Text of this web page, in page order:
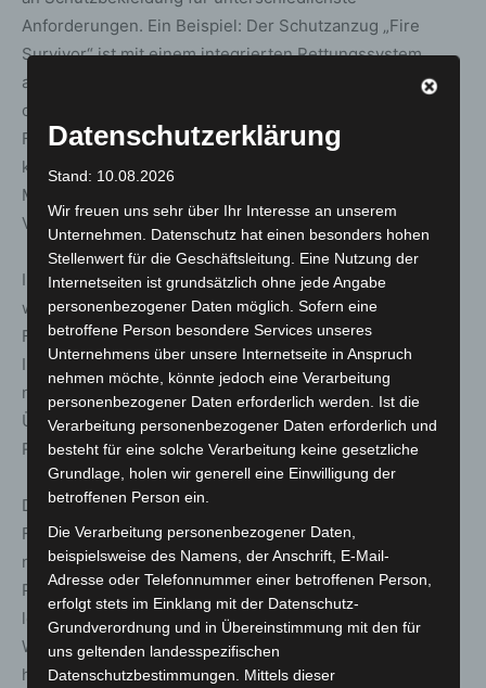
Anforderungen. Ein Beispiel: Der Schutzanzug „Fire
Survivor“ ist mit einem integrierten Rettungssystem
ausgestattet und erfüllt bei einfacher Handhabung einen
optimalen Hitzeschutz. Das Vertrauen von
Feuerwehrleuten rund um den Globus werde durch die
konsequente Verwendung äußerst hochwertiger
Materialien in Kombination mit bestmöglicher
Verarbeitung erreicht, betont Texport.
Interessante Neuigkeiten will auchHAIX als einer der
weltweit führenden Hersteller von Funktionsschuhen für
Feuerwehr, Polizei und Einsatztruppen auf die
INTERSCHUTZ mitbringen. Details dürfen vorab noch
nicht verraten werden. Sie sollen für die Besucher
Überraschungen bieten (Halle 15, H47 und Freigelände
R98).
Dräger (Halle 27/G46) zeigt sein neues Portfolio für die
Feuerwehr mit zahlreichen Highlights. Dazu gehören
nach Angaben des Unternehmens unter anderem der
Pressluftatmer Dräger, mit nur 1,25 Kilo besonders
leichte Feuerwehrhelm Dräger HPS SafeGuard und die
Wärmebildkamera Dräger UCF FireVista. „Ganz aktuell
haben wir Ende März das Dräger BG ProAir, ein neues
Datenschutzerklärung
Stand: 10.08.2026
Wir freuen uns sehr über Ihr Interesse an unserem
Unternehmen. Datenschutz hat einen besonders hohen
Stellenwert für die Geschäftsleitung. Eine Nutzung der
Internetseiten ist grundsätzlich ohne jede Angabe
personenbezogener Daten möglich. Sofern eine
betroffene Person besondere Services unseres
Unternehmens über unsere Internetseite in Anspruch
nehmen möchte, könnte jedoch eine Verarbeitung
personenbezogener Daten erforderlich werden. Ist die
Verarbeitung personenbezogener Daten erforderlich und
besteht für eine solche Verarbeitung keine gesetzliche
Grundlage, holen wir generell eine Einwilligung der
betroffenen Person ein.
Die Verarbeitung personenbezogener Daten,
beispielsweise des Namens, der Anschrift, E-Mail-
Adresse oder Telefonnummer einer betroffenen Person,
erfolgt stets im Einklang mit der Datenschutz-
Grundverordnung und in Übereinstimmung mit den für
uns geltenden landesspezifischen
Datenschutzbestimmungen. Mittels dieser